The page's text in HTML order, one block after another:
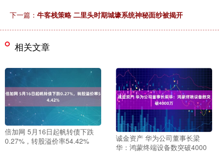
下一篇： 牛客栈策略 二里头时期城壕系统神秘面纱被揭开
相关文章
倍加网 5月16日起帆转债下跌
0.27%，转股溢价率54.42%
诚金资产 华为公司董事长梁
华：鸿蒙终端设备数突破4000